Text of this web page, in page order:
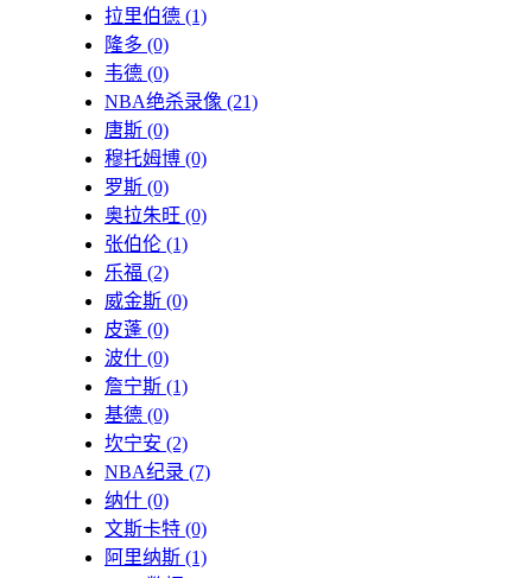
拉里伯德 (1)
隆多 (0)
韦德 (0)
NBA绝杀录像 (21)
唐斯 (0)
穆托姆博 (0)
罗斯 (0)
奥拉朱旺 (0)
张伯伦 (1)
乐福 (2)
威金斯 (0)
皮蓬 (0)
波什 (0)
詹宁斯 (1)
基德 (0)
坎宁安 (2)
NBA纪录 (7)
纳什 (0)
文斯卡特 (0)
阿里纳斯 (1)